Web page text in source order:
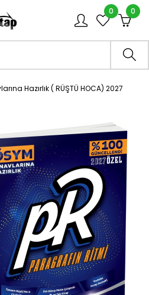
0 0
Hazırlık ( RÜŞTÜ HOCA) 2027